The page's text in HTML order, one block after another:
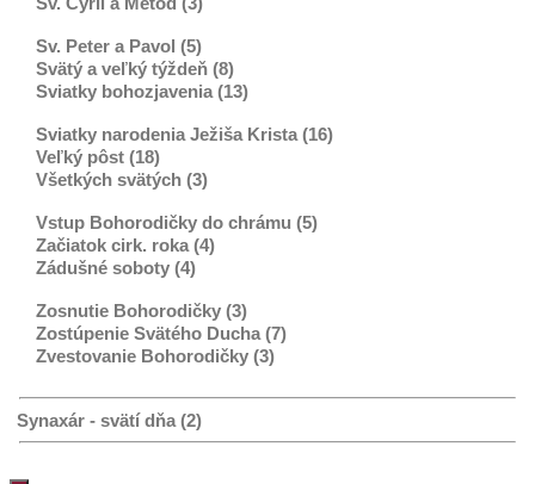
Sv. Peter a Pavol (5)
Svätý a veľký týždeň (8)
Sviatky bohozjavenia (13)
Sviatky narodenia Ježiša Krista (16)
Veľký pôst (18)
Všetkých svätých (3)
Vstup Bohorodičky do chrámu (5)
Začiatok cirk. roka (4)
Zádušné soboty (4)
Zosnutie Bohorodičky (3)
Zostúpenie Svätého Ducha (7)
Zvestovanie Bohorodičky (3)
Synaxár - svätí dňa (2)